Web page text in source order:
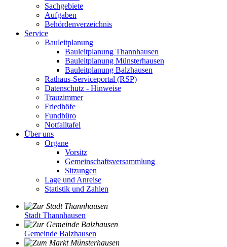
Sachgebiete
Aufgaben
Behördenverzeichnis
Service
Bauleitplanung
Bauleitplanung Thannhausen
Bauleitplanung Münsterhausen
Bauleitplanung Balzhausen
Rathaus-Serviceportal (RSP)
Datenschutz - Hinweise
Trauzimmer
Friedhöfe
Fundbüro
Notfalltafel
Über uns
Organe
Vorsitz
Gemeinschaftsversammlung
Sitzungen
Lage und Anreise
Statistik und Zahlen
Stadt Thannhausen
Gemeinde Balzhausen